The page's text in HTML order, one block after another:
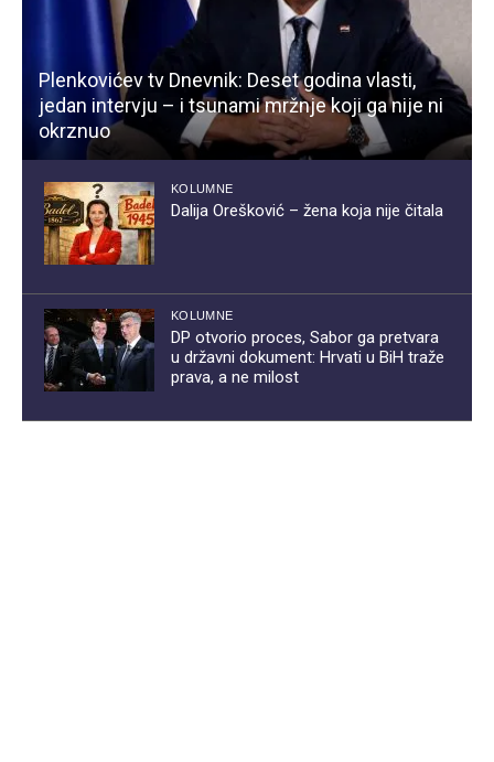
Plenkovićev tv Dnevnik: Deset godina vlasti,
jedan intervju – i tsunami mržnje koji ga nije ni
okrznuo
KOLUMNE
Dalija Orešković – žena koja nije čitala
KOLUMNE
DP otvorio proces, Sabor ga pretvara
u državni dokument: Hrvati u BiH traže
prava, a ne milost